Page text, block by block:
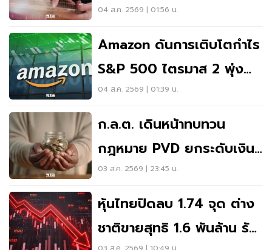
ปรับพอร์ต ปัดทิ้งหุ้น 7.81%
04 ส.ค. 2569 | 01:56 น.
Amazon ดันการเติบโตกำไร
S&P 500 ไตรมาส 2 พุ่ง
47.4% สูงสุดในรอบ 5 ปี
04 ส.ค. 2569 | 01:39 น.
ก.ล.ต. เดินหน้าทบทวน
กฎหมาย PVD ยกระดับเงิน
ออมลูกจ้างวัยเกษียณ
03 ส.ค. 2569 | 23:45 น.
หุ้นไทยปิดลบ 1.74 จุด ต่าง
ชาติขายสุทธิ 1.6 พันล้าน รับ